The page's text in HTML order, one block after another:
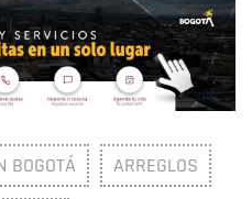
BOGOTÁ ARREGLOS